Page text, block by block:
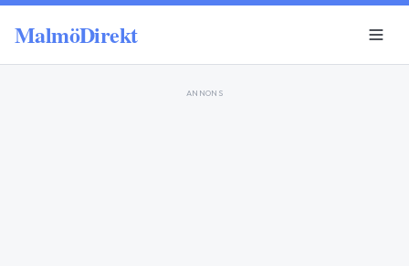
MalmöDirekt
ANNONS